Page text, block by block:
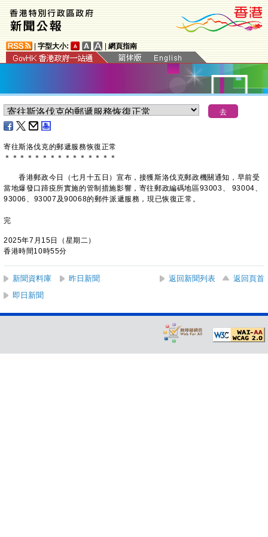
字型大小: 網頁指南
寄往斯洛伐克的郵遞服務恢復正常
＊ ＊ ＊ ＊ ＊ ＊ ＊ ＊ ＊ ＊ ＊ ＊ ＊ ＊ ＊
​香港郵政今日（七月十五日）宣布，接獲斯洛伐克郵政機關通知，早前受
當地爆發口蹄疫所實施的管制措施影響，寄往郵政編碼地區93003、 93004、
93006、93007及90068的郵件派遞服務，現已恢復正常。
完
2025年7月15日（星期二）
香港時間10時55分
新聞資料庫 昨日新聞 返回新聞列表
返回頁首
即日新聞